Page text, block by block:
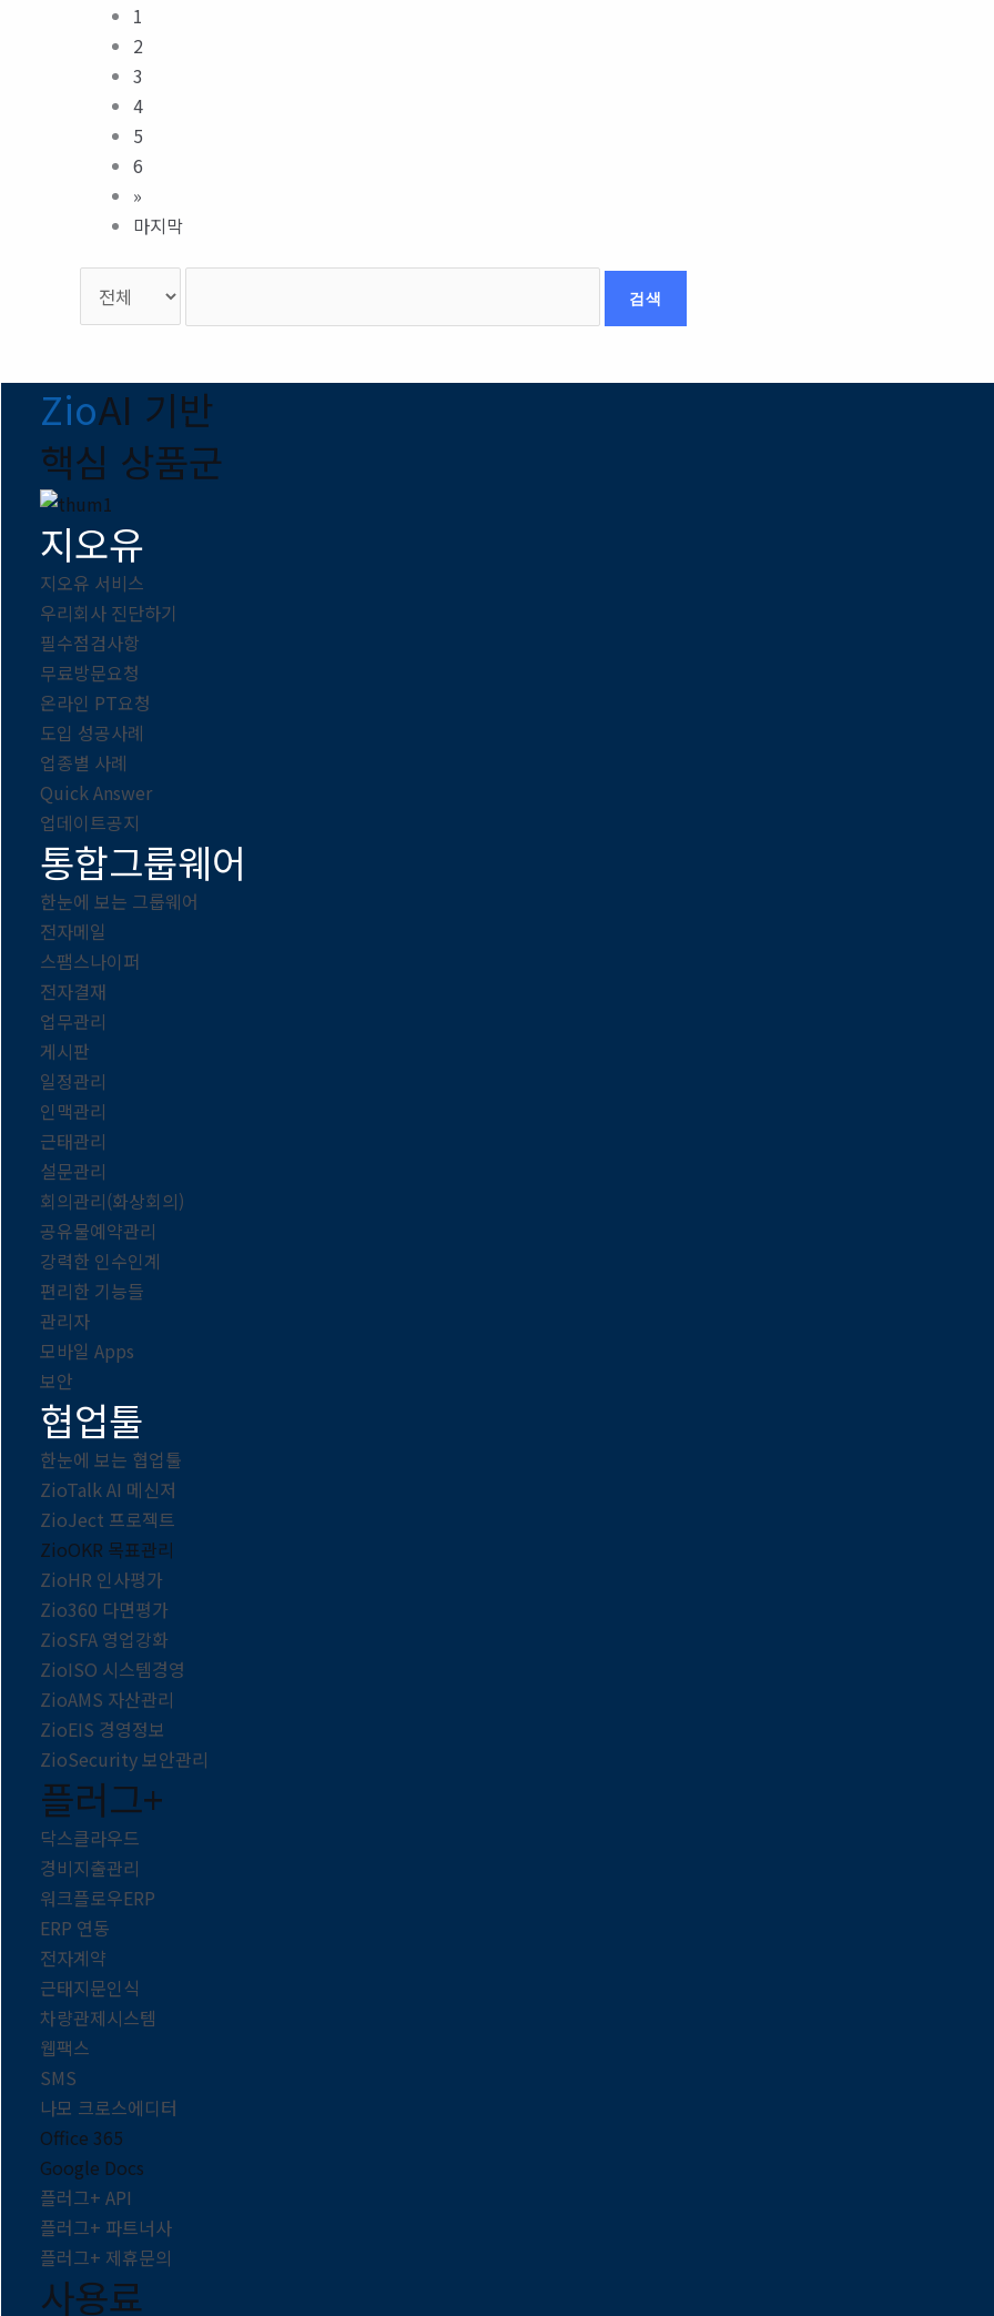
1
2
3
4
5
6
»
마지막
검색
ZioAI 기반
핵심 상품군
지오유
지오유 서비스
우리회사 진단하기
필수점검사항
무료방문요청
온라인 PT요청
도입 성공사례
업종별 사례
Quick Answer
업데이트공지
통합그룹웨어
한눈에 보는 그룹웨어
전자메일
스팸스나이퍼
전자결재
업무관리
게시판
일정관리
인맥관리
근태관리
설문관리
회의관리(화상회의)
공유물예약관리
강력한 인수인계
편리한 기능들
관리자
모바일 Apps
보안
협업툴
한눈에 보는 협업툴
ZioTalk AI 메신저
ZioJect 프로젝트
ZioOKR 목표관리
ZioHR 인사평가
Zio360 다면평가
ZioSFA 영업강화
ZioISO 시스템경영
ZioAMS 자산관리
ZioEIS 경영정보
ZioSecurity 보안관리
플러그+
닥스클라우드
경비지출관리
워크플로우ERP
ERP 연동
전자계약
근태지문인식
차량관제시스템
웹팩스
SMS
나모 크로스에디터
Office 365
Google Docs
플러그+ API
플러그+ 파트너사
플러그+ 제휴문의
사용료